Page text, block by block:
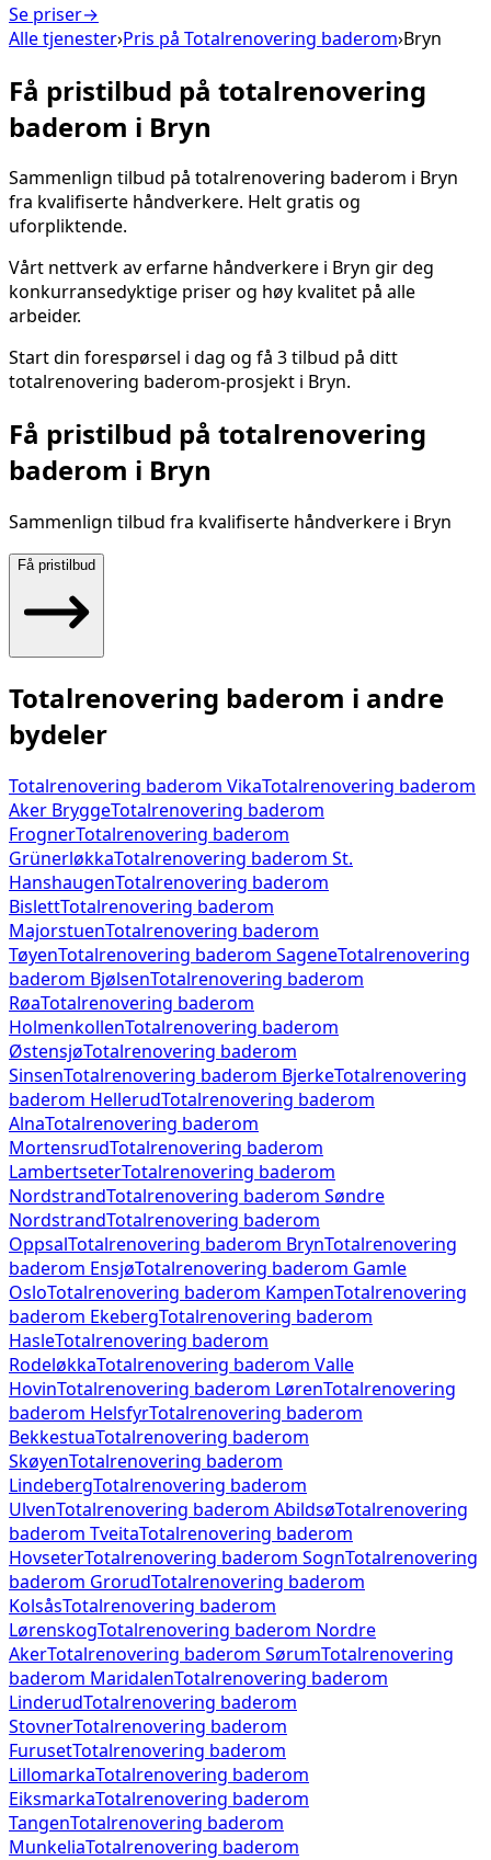
Se priser→
Alle tjenester›Pris på Totalrenovering baderom›Bryn
Få pristilbud på totalrenovering
baderom i Bryn
Sammenlign tilbud på totalrenovering baderom i Bryn
fra kvalifiserte håndverkere. Helt gratis og
uforpliktende.
Vårt nettverk av erfarne håndverkere i Bryn gir deg
konkurransedyktige priser og høy kvalitet på alle
arbeider.
Start din forespørsel i dag og få 3 tilbud på ditt
totalrenovering baderom-prosjekt i Bryn.
Få pristilbud på totalrenovering
baderom i Bryn
Sammenlign tilbud fra kvalifiserte håndverkere i Bryn
Få pristilbud
Totalrenovering baderom i andre
bydeler
Totalrenovering baderom VikaTotalrenovering baderom
Aker BryggeTotalrenovering baderom
FrognerTotalrenovering baderom
GrünerløkkaTotalrenovering baderom St.
HanshaugenTotalrenovering baderom
BislettTotalrenovering baderom
MajorstuenTotalrenovering baderom
TøyenTotalrenovering baderom SageneTotalrenovering
baderom BjølsenTotalrenovering baderom
RøaTotalrenovering baderom
HolmenkollenTotalrenovering baderom
ØstensjøTotalrenovering baderom
SinsenTotalrenovering baderom BjerkeTotalrenovering
baderom HellerudTotalrenovering baderom
AlnaTotalrenovering baderom
MortensrudTotalrenovering baderom
LambertseterTotalrenovering baderom
NordstrandTotalrenovering baderom Søndre
NordstrandTotalrenovering baderom
OppsalTotalrenovering baderom BrynTotalrenovering
baderom EnsjøTotalrenovering baderom Gamle
OsloTotalrenovering baderom KampenTotalrenovering
baderom EkebergTotalrenovering baderom
HasleTotalrenovering baderom
RodeløkkaTotalrenovering baderom Valle
HovinTotalrenovering baderom LørenTotalrenovering
baderom HelsfyrTotalrenovering baderom
BekkestuaTotalrenovering baderom
SkøyenTotalrenovering baderom
LindebergTotalrenovering baderom
UlvenTotalrenovering baderom AbildsøTotalrenovering
baderom TveitaTotalrenovering baderom
HovseterTotalrenovering baderom SognTotalrenovering
baderom GrorudTotalrenovering baderom
KolsåsTotalrenovering baderom
LørenskogTotalrenovering baderom Nordre
AkerTotalrenovering baderom SørumTotalrenovering
baderom MaridalenTotalrenovering baderom
LinderudTotalrenovering baderom
StovnerTotalrenovering baderom
FurusetTotalrenovering baderom
LillomarkaTotalrenovering baderom
EiksmarkaTotalrenovering baderom
TangenTotalrenovering baderom
MunkeliaTotalrenovering baderom